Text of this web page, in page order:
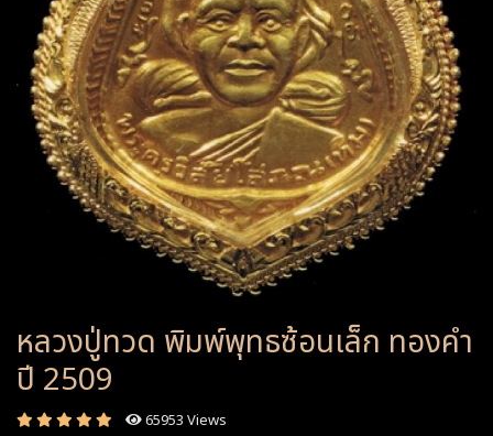
หลวงปู่ทวด พิมพ์พุทธซ้อนเล็ก ทองคำ
ปี 2509
65953 Views